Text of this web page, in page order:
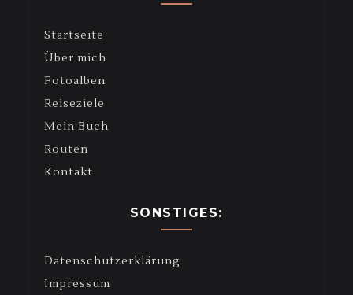
Startseite
Über mich
Fotoalben
Reiseziele
Mein Buch
Routen
Kontakt
SONSTIGES:
Datenschutzerklärung
Impressum